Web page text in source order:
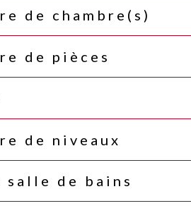
de chambre(s)
de pièces
de niveaux
salle de bains